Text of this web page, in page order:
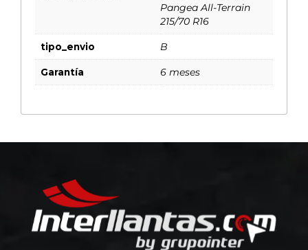
Pangea All-Terrain
215/70 R16
tipo_envio B
Garantía 6 meses